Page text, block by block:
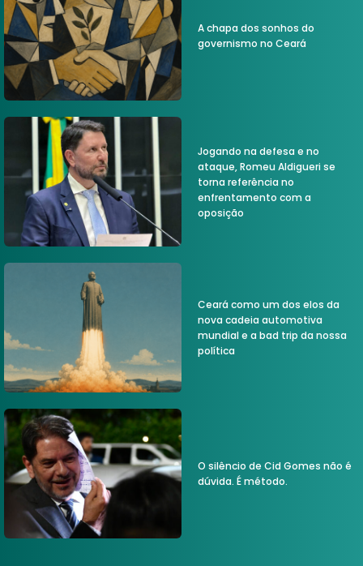
A chapa dos sonhos do
governismo no Ceará
Jogando na defesa e no
ataque, Romeu Aldigueri se
torna referência no
enfrentamento com a
oposição
Ceará como um dos elos da
nova cadeia automotiva
mundial e a bad trip da nossa
política
O silêncio de Cid Gomes não é
dúvida. É método.